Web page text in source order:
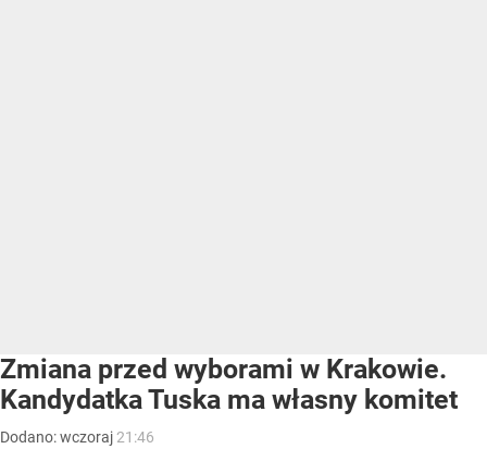
Zmiana przed wyborami w Krakowie.
Kandydatka Tuska ma własny komitet
Dodano:wczoraj 21:46